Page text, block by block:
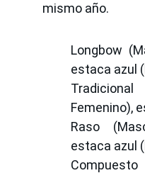
mismo año.
Longbow
estaca azul
Femenino),
Raso
estaca azul